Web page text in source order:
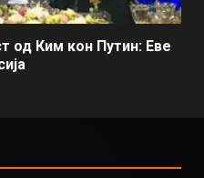
од Ким кон Путин: Еве